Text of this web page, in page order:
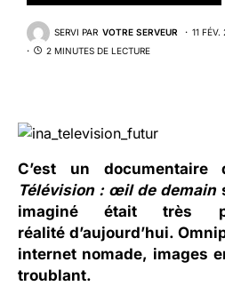
SERVI PAR VOTRE SERVEUR 11 FÉV.
2 MINUTES DE LECTURE
C’est un documentaire
Télévision : œil de demain
imaginé était très
réalité d’aujourd’hui.
internet nomade, images
troublant.